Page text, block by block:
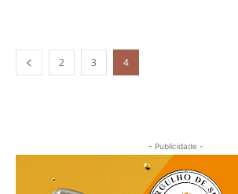
2 3 4
- Publicidade -